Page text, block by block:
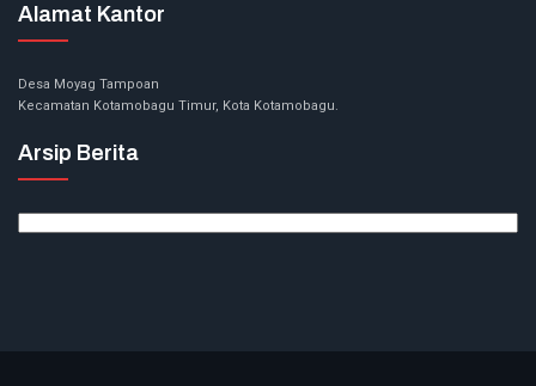
Alamat Kantor
Desa Moyag Tampoan
Kecamatan Kotamobagu Timur, Kota Kotamobagu.
Arsip Berita